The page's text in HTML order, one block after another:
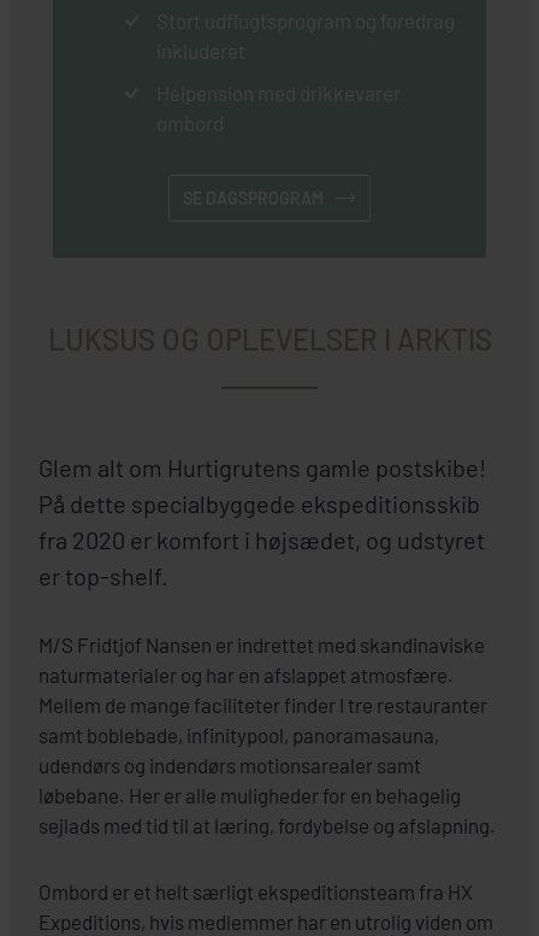
Stort udflugtsprogram og foredrag
inkluderet
Helpension med drikkevarer
ombord
SE DAGSPROGRAM
LUKSUS OG OPLEVELSER I ARKTIS
Glem alt om Hurtigrutens gamle postskibe!
På dette specialbyggede ekspeditionsskib
fra 2020 er komfort i højsædet, og udstyret
er top-shelf.
M/S Fridtjof Nansen er indrettet med skandinaviske
naturmaterialer og har en afslappet atmosfære.
Mellem de mange faciliteter finder I tre restauranter
samt boblebade, infinitypool, panoramasauna,
udendørs og indendørs motionsarealer samt
løbebane. Her er alle muligheder for en behagelig
sejlads med tid til at læring, fordybelse og afslapning.
Ombord er et helt særligt ekspeditionsteam fra HX
Expeditions, hvis medlemmer har en utrolig viden om